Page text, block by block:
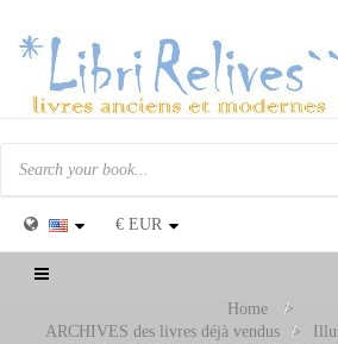
€ EUR
Toggle
Home
>
ARCHIVES des livres déjà vendus
>